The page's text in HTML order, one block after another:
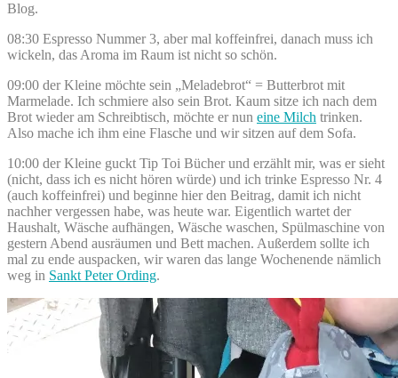
Blog.
08:30 Espresso Nummer 3, aber mal koffeinfrei, danach muss ich
wickeln, das Aroma im Raum ist nicht so schön.
09:00 der Kleine möchte sein „Meladebrot“ = Butterbrot mit
Marmelade. Ich schmiere also sein Brot. Kaum sitze ich nach dem
Brot wieder am Schreibtisch, möchte er nun eine Milch trinken.
Also mache ich ihm eine Flasche und wir sitzen auf dem Sofa.
10:00 der Kleine guckt Tip Toi Bücher und erzählt mir, was er sieht
(nicht, dass ich es nicht hören würde) und ich trinke Espresso Nr. 4
(auch koffeinfrei) und beginne hier den Beitrag, damit ich nicht
nachher vergessen habe, was heute war. Eigentlich wartet der
Haushalt, Wäsche aufhängen, Wäsche waschen, Spülmaschine von
gestern Abend ausräumen und Bett machen. Außerdem sollte ich
mal zu ende auspacken, wir waren das lange Wochenende nämlich
weg in Sankt Peter Ording.